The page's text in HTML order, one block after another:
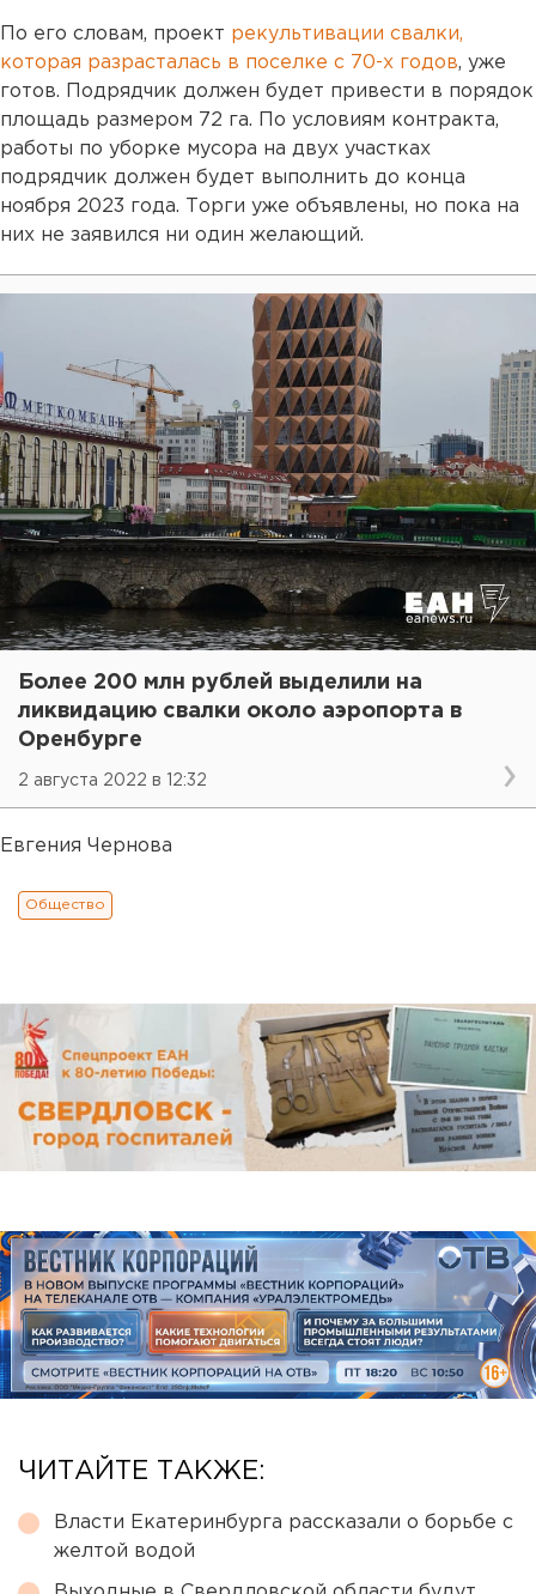
По его словам, проект рекультивации свалки,
которая разрасталась в поселке с 70-х годов, уже
готов. Подрядчик должен будет привести в порядок
площадь размером 72 га. По условиям контракта,
работы по уборке мусора на двух участках
подрядчик должен будет выполнить до конца
ноября 2023 года. Торги уже объявлены, но пока на
них не заявился ни один желающий.
Более 200 млн рублей выделили на
ликвидацию свалки около аэропорта в
Оренбурге
2 августа 2022 в 12:32
Евгения Чернова
Общество
ЧИТАЙТЕ ТАКЖЕ:
Власти Екатеринбурга рассказали о борьбе с
желтой водой